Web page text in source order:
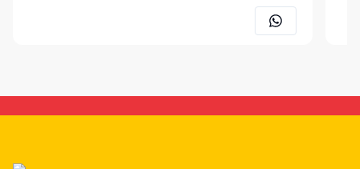
construção de sobrados. No Bairro Estancia Velha.